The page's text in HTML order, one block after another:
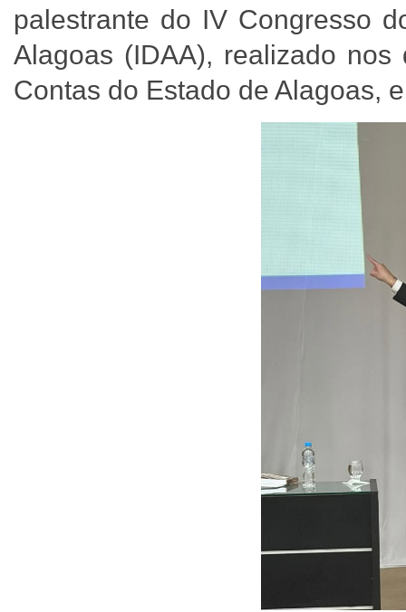
palestrante do IV Congresso
Alagoas (IDAA), realizado
Contas do Estado de Alagoas,